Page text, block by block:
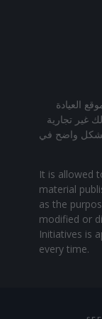
العيادة
غير تجارية
بشكل واضح في
It is allowed
material
as the
modified or
Initiatives is
every time.